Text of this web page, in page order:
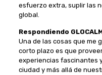
esfuerzo extra, suplir las
global.
Respondiendo
Una de las cosas que me
corto plazo es que
experiencias fascinantes
ciudad y más allá de